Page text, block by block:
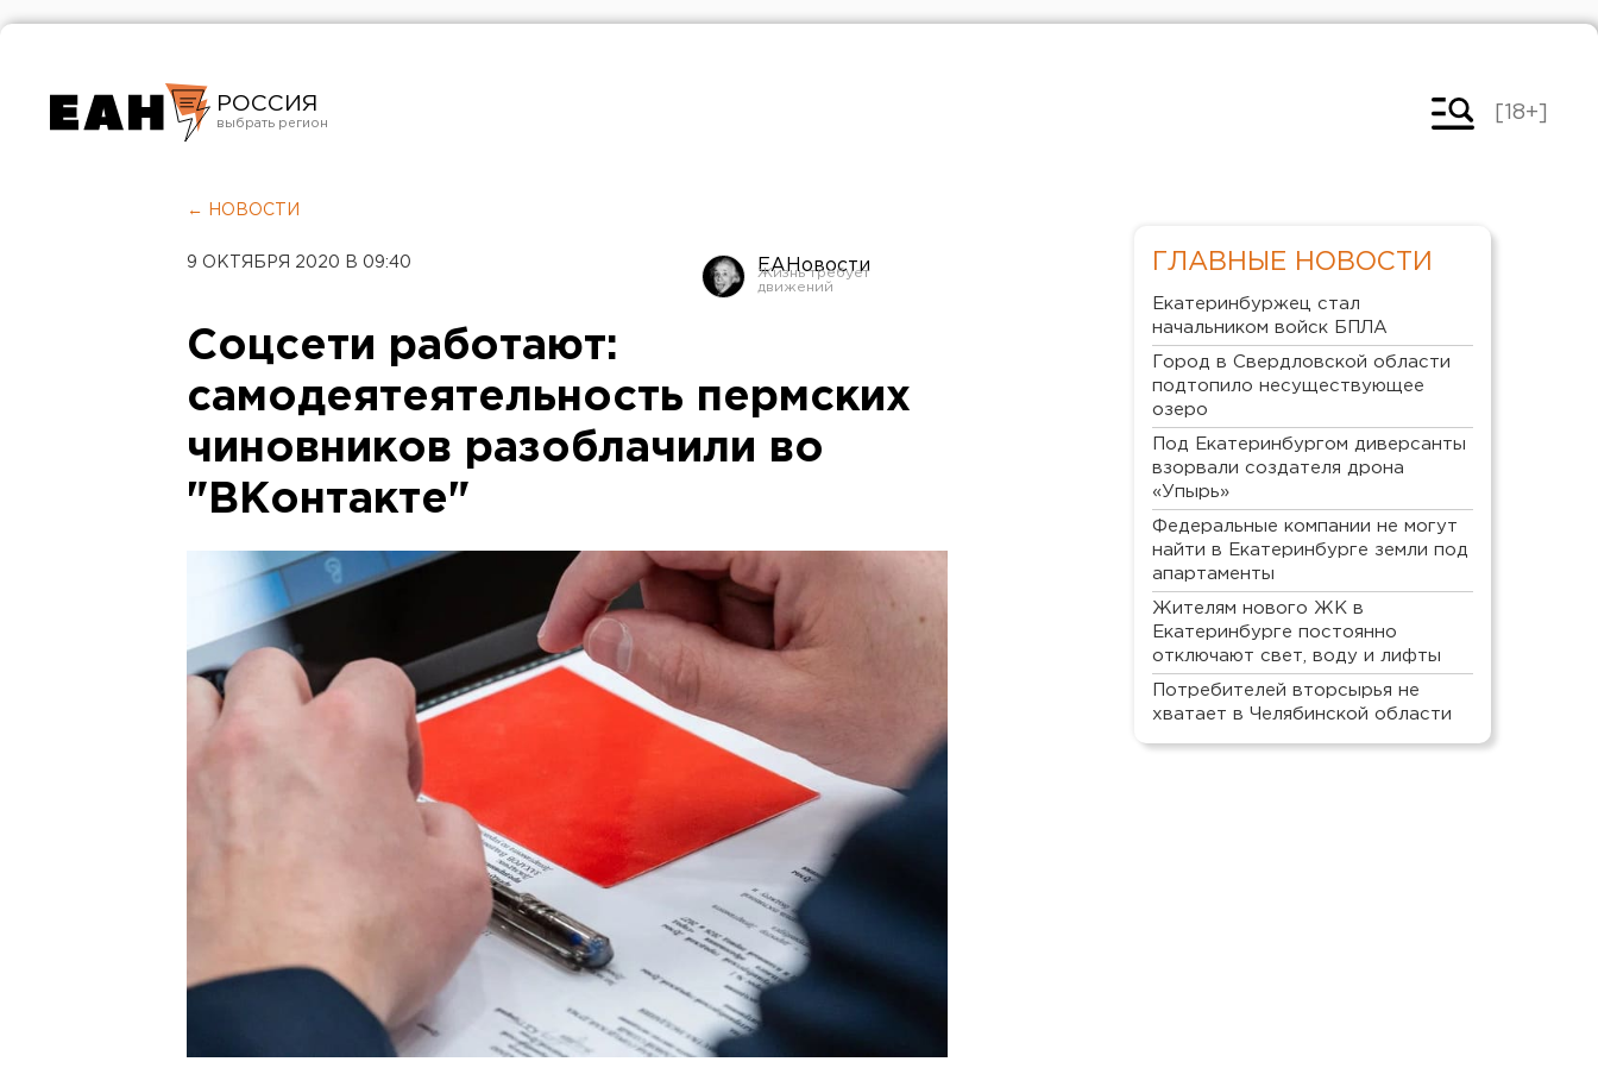
РОССИЯ
Челябинск
[18+]
← НОВОСТИ
9 ОКТЯБРЯ 2020 В 09:40 ЕАНовости
Соцсети работают:
самодеятеятельность пермских
чиновников разоблачили во
"ВКонтакте"
ГЛАВНЫЕ НОВОСТИ
Екатеринбуржец стал
начальником войск БПЛА
Город в Свердловской области
подтопило несуществующее
озеро
Под Екатеринбургом диверсанты
взорвали создателя дрона
«Упырь»
Федеральные компании не могут
найти в Екатеринбурге земли под
апартаменты
Жителям нового ЖК в
Екатеринбурге постоянно
отключают свет, воду и лифты
Потребителей вторсырья не
хватает в Челябинской области